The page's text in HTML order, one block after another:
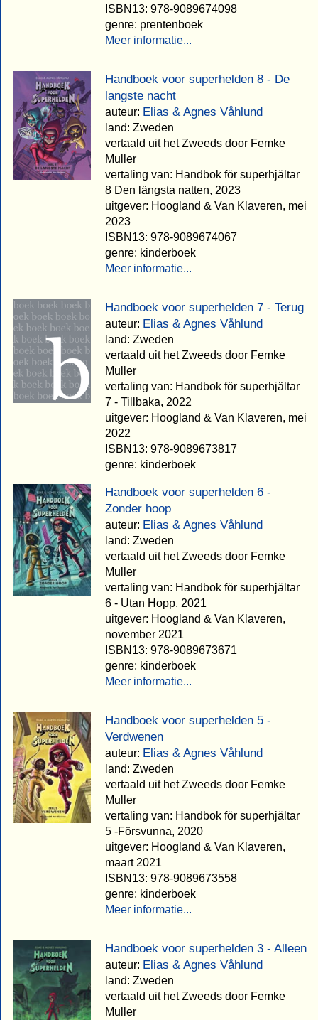
ISBN13: 978-9089674098
genre: prentenboek
Meer informatie...
Handboek voor superhelden 8 - De
langste nacht
auteur: Elias & Agnes Våhlund
land: Zweden
vertaald uit het Zweeds door Femke
Muller
vertaling van: Handbok för superhjältar
8 Den längsta natten, 2023
uitgever: Hoogland & Van Klaveren, mei
2023
ISBN13: 978-9089674067
genre: kinderboek
Meer informatie...
Handboek voor superhelden 7 - Terug
auteur: Elias & Agnes Våhlund
land: Zweden
vertaald uit het Zweeds door Femke
Muller
vertaling van: Handbok för superhjältar
7 - Tillbaka, 2022
uitgever: Hoogland & Van Klaveren, mei
2022
ISBN13: 978-9089673817
genre: kinderboek
Handboek voor superhelden 6 -
Zonder hoop
auteur: Elias & Agnes Våhlund
land: Zweden
vertaald uit het Zweeds door Femke
Muller
vertaling van: Handbok för superhjältar
6 - Utan Hopp, 2021
uitgever: Hoogland & Van Klaveren,
november 2021
ISBN13: 978-9089673671
genre: kinderboek
Meer informatie...
Handboek voor superhelden 5 -
Verdwenen
auteur: Elias & Agnes Våhlund
land: Zweden
vertaald uit het Zweeds door Femke
Muller
vertaling van: Handbok för superhjältar
5 -Försvunna, 2020
uitgever: Hoogland & Van Klaveren,
maart 2021
ISBN13: 978-9089673558
genre: kinderboek
Meer informatie...
Handboek voor superhelden 3 - Alleen
auteur: Elias & Agnes Våhlund
land: Zweden
vertaald uit het Zweeds door Femke
Muller